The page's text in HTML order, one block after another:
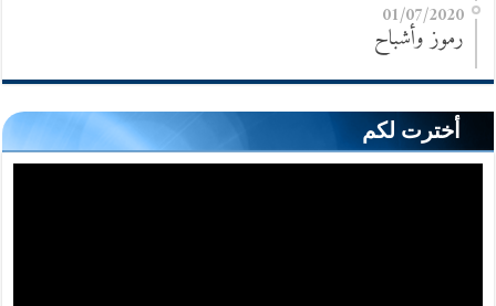
01/07/2020
رموز وأشباح
أخترت لكم